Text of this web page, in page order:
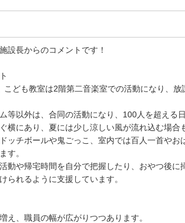
長からのコメントです！
こども教室は2階第二音楽室での活動になり、
等以外は、合同の活動になり、100人を超える
横にあり、夏には少し涼しい風が流れ込む場合
ッチボールや鬼ごっこ、室内では百人一首や
す。
動や帰宅時間を自分で把握したり、おやつ後
られるように支援しています。
え、職員の幅が広がりつつあります。